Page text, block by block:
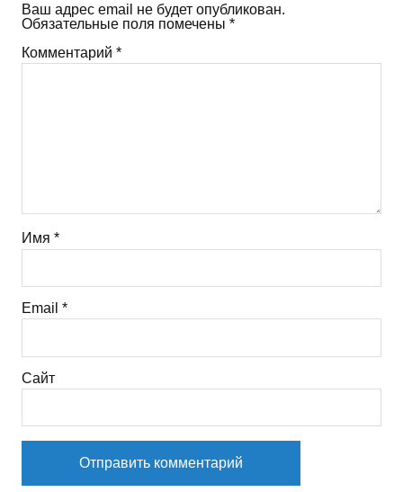
Ваш адрес email не будет опубликован.
Обязательные поля помечены *
Комментарий *
Имя *
Email *
Сайт